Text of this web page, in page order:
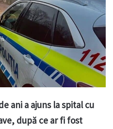
ani a ajuns la spital cu
după ce ar fi fost